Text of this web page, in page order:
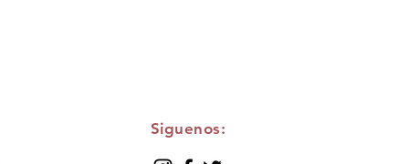
Siguenos: